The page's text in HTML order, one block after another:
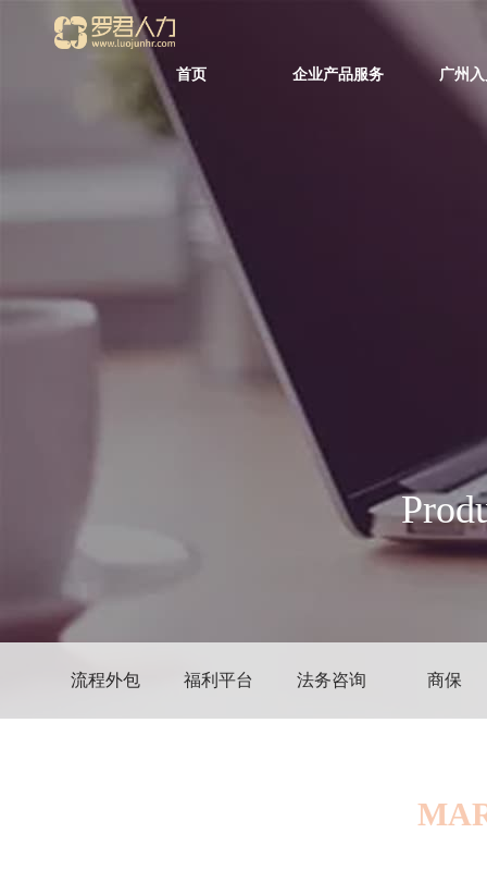
首页 企业产品服务 广州
流程外包 福利平台 法务咨询 商保